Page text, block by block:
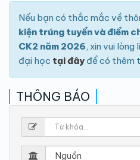
Nếu bạn có thắc mắc về
kiện trúng tuyển và điểm
CK2 năm 2026, xin vui lòng
đại học tại đây để có thêm
THÔNG BÁO